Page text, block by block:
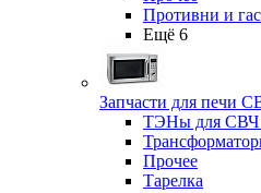
Противни и
Ещё 6
Запчасти для печи
ТЭНы для СВЧ
Прочее
Тарелка